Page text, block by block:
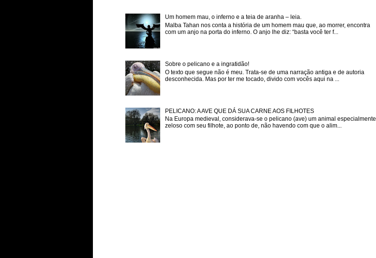
Um homem mau, o inferno e a teia de aranha – leia.
Malba Tahan nos conta a história de um homem mau que, ao morrer, encontra
com um anjo na porta do inferno. O anjo lhe diz: “basta você ter f...
Sobre o pelicano e a ingratidão!
O texto que segue não é meu. Trata-se de uma narração antiga e de autoria
desconhecida. Mas por ter me tocado, divido com vocês aqui na ...
PELICANO: A AVE QUE DÁ SUA CARNE AOS FILHOTES
Na Europa medieval, considerava-se o pelicano (ave) um animal especialmente
zeloso com seu filhote, ao ponto de, não havendo com que o alim...